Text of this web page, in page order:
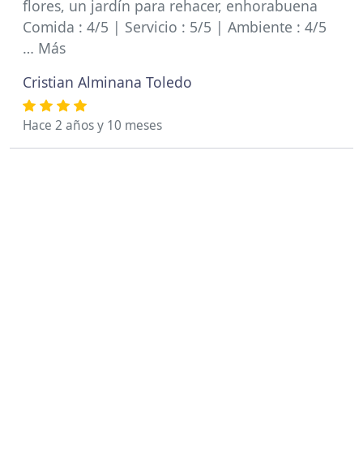
flores, un jardín para rehacer, enhorabuena
Comida : 4/5 | Servicio : 5/5 | Ambiente : 4/5
… Más
Cristian Alminana Toledo
Hace 2 años y 10 meses